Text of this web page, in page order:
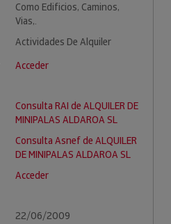
Como Edificios, Caminos,
Vias,.
Actividades De Alquiler
Acceder
Consulta RAI de ALQUILER DE
MINIPALAS ALDAROA SL
Consulta Asnef de ALQUILER
DE MINIPALAS ALDAROA SL
Acceder
22/06/2009